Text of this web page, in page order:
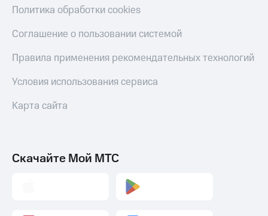
Политика обработки cookies
Соглашение о пользовании системой
Правила применения рекомендательных технологий
Условия использования сервиса
Карта сайта
Скачайте Мой МТС